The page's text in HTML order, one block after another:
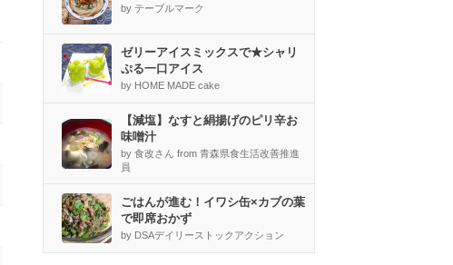
by テーブルマーク
ゼリーアイスミックスで★シャリ
ぷる一口アイス
by HOME MADE cake
【減塩】なすと絹揚げのピリ辛お
味噌汁
by 食改さん from 青森県食生活改善推進
員
ごはんが進む！イワシ缶×カブの葉
で即席おかず
by DSAデイリーストックアクション